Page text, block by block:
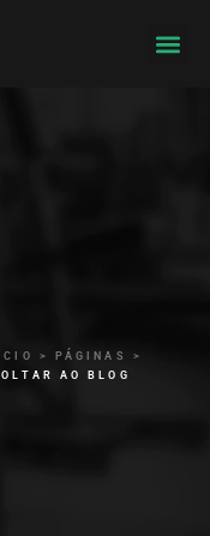
> PÁGINAS >
AO BLOG